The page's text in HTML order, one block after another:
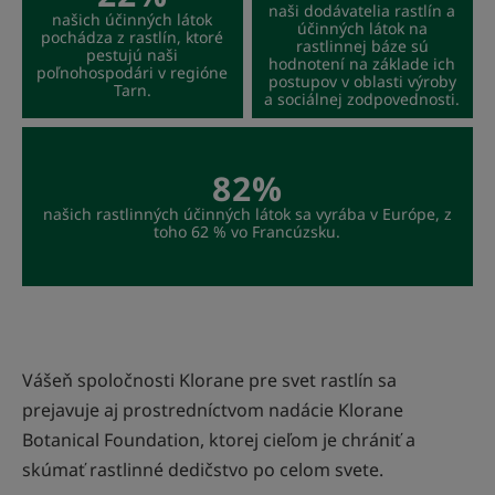
našich účinných látok
pochádza z rastlín, ktoré
pestujú naši
poľnohospodári v regióne
Tarn.
naši dodávatelia rastlín a
účinných látok na
rastlinnej báze sú
hodnotení na základe ich
postupov v oblasti výroby
a sociálnej zodpovednosti.
82%
našich rastlinných účinných látok sa vyrába v Európe, z
toho 62 % vo Francúzsku.
Vášeň spoločnosti Klorane pre svet rastlín sa
prejavuje aj prostredníctvom nadácie Klorane
Botanical Foundation, ktorej cieľom je chrániť a
skúmať rastlinné dedičstvo po celom svete.